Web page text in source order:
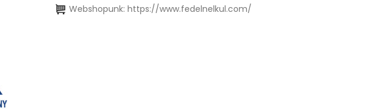
Webshopunk: https://www.fedelnelkul.com/